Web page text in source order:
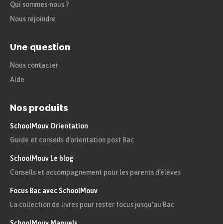
Qui sommes-nous ?
Nous rejoindre
Une question
Nous contacter
Aide
Nos produits
SchoolMouv Orientation
Guide et conseils d'orientation post Bac
SchoolMouv Le blog
Conseils et accompagnement pour les parents d'élèves
Focus Bac avec SchoolMouv
La collection de livres pour rester focus jusqu'au Bac